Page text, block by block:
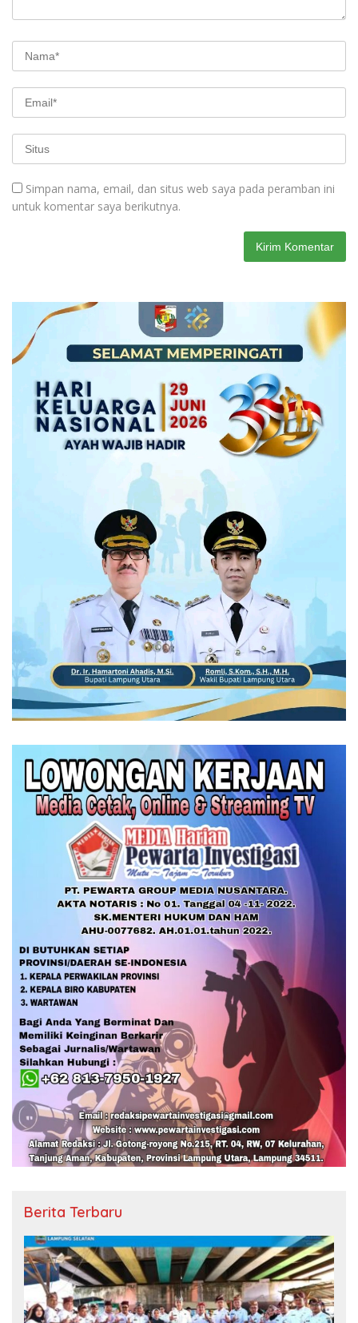
Simpan nama, email, dan situs web saya pada peramban ini
untuk komentar saya berikutnya.
Berita Terbaru